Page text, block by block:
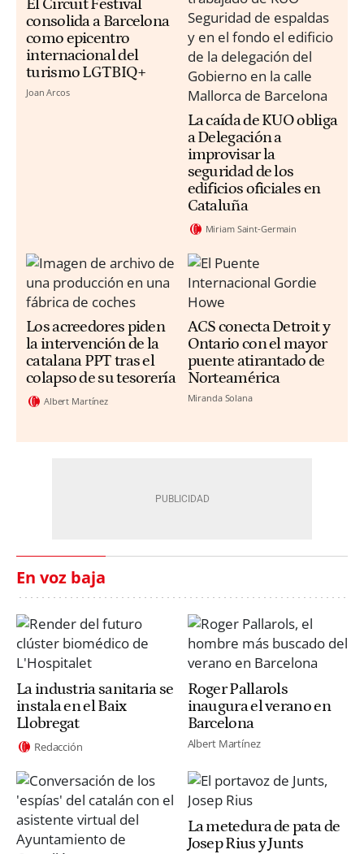
El Circuit Festival
consolida a Barcelona
como epicentro
internacional del
turismo LGTBIQ+
Joan Arcos
La caída de KUO obliga
a Delegación a
improvisar la
seguridad de los
edificios oficiales en
Cataluña
Miriam Saint-Germain
Los acreedores piden
la intervención de la
catalana PPT tras el
colapso de su tesorería
Albert Martínez
ACS conecta Detroit y
Ontario con el mayor
puente atirantado de
Norteamérica
Miranda Solana
En voz baja
La industria sanitaria se
instala en el Baix
Llobregat
Redacción
Roger Pallarols
inaugura el verano en
Barcelona
Albert Martínez
La metedura de pata de
Josep Rius y Junts